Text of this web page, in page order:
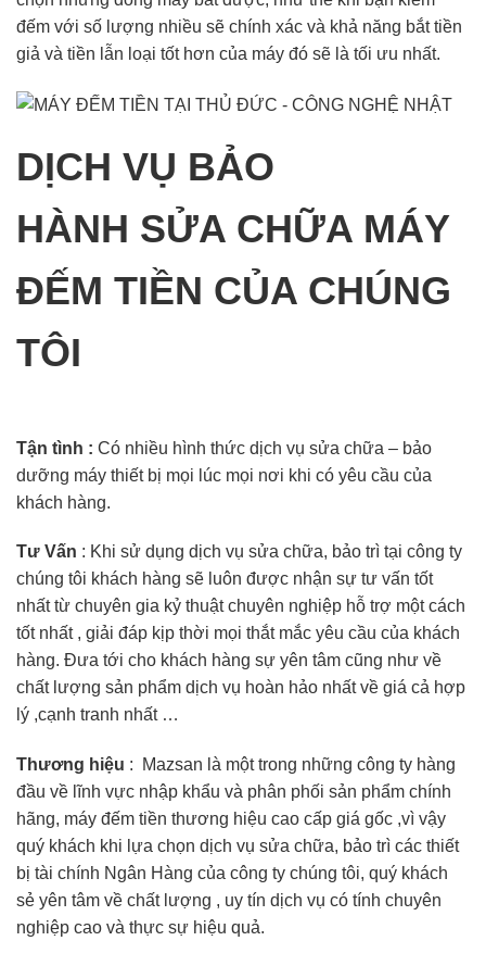
đếm với số lượng nhiều sẽ chính xác và khả năng bắt tiền
giả và tiền lẫn loại tốt hơn của máy đó sẽ là tối ưu nhất.
DỊCH VỤ BẢO
HÀNH SỬA CHỮA MÁY
ĐẾM TIỀN CỦA CHÚNG
TÔI
Tận tình : Có nhiều hình thức dịch vụ sửa chữa – bảo
dưỡng máy thiết bị mọi lúc mọi nơi khi có yêu cầu của
khách hàng.
Tư Vấn : Khi sử dụng dịch vụ sửa chữa, bảo trì tại công ty
chúng tôi khách hàng sẽ luôn được nhận sự tư vấn tốt
nhất từ chuyên gia kỷ thuật chuyên nghiệp hỗ trợ một cách
tốt nhất , giải đáp kịp thời mọi thắt mắc yêu cầu của khách
hàng. Đưa tới cho khách hàng sự yên tâm cũng như về
chất lượng sản phẩm dịch vụ hoàn hảo nhất về giá cả hợp
lý ,cạnh tranh nhất …
Thương hiệu : Mazsan là một trong những công ty hàng
đầu về lĩnh vực nhập khẩu và phân phối sản phẩm chính
hãng, máy đếm tiền thương hiệu cao cấp giá gốc ,vì vậy
quý khách khi lựa chọn dịch vụ sửa chữa, bảo trì các thiết
bị tài chính Ngân Hàng của công ty chúng tôi, quý khách
sẻ yên tâm về chất lượng , uy tín dịch vụ có tính chuyên
nghiệp cao và thực sự hiệu quả.